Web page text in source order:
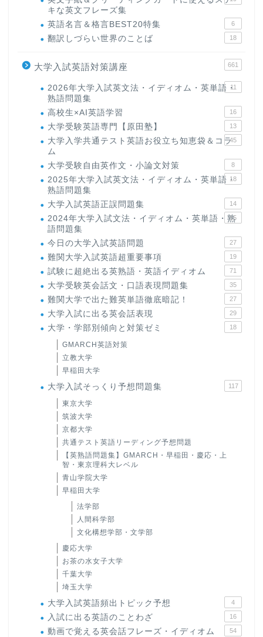
キな英文フレーズ集
英語名言＆格言BEST20特集 6
翻訳しづらい世界のことば 18
大学入試英語対策講座 661
2026年大学入試英文法・イディオム・英単語・
熟語問題集
11
高校生×AI英語学習 16
大学受験英語専門【原田塾】 13
大学入学共通テスト英語お役立ち知恵袋＆コラ
ム
45
大学受験自由英作文・小論文対策 8
2025年大学入試英文法・イディオム・英単語・
熟語問題集
18
大学入試英語正誤問題集 14
2024年大学入試文法・イディオム・英単語・熟
語問題集
15
今日の大学入試英語問題 27
難関大学入試英語超重要事項 19
試験に超絶出る英熟語・英語イディオム 71
大学受験英会話文・口語表現問題集 35
難関大学で出た難英単語徹底暗記！ 27
大学入試に出る英会話表現 29
大学・学部別傾向と対策ゼミ 18
GMARCH英語対策
立教大学
早稲田大学
大学入試そっくり予想問題集 117
東京大学
筑波大学
京都大学
共通テスト英語リーディング予想問題
【英熟語問題集】GMARCH・早稲田・慶応・上
智・東京理科大レベル
青山学院大学
早稲田大学
法学部
人間科学部
文化構想学部・文学部
慶応大学
お茶の水女子大学
千葉大学
埼玉大学
大学入試英語頻出トピック予想 4
入試に出る英語のことわざ 16
動画で覚える英会話フレーズ・イディオム 54